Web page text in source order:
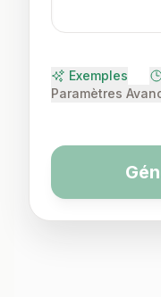
Exemples
Paramètres